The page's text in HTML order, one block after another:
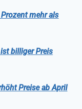
mehr als
billiger Preis
Preise ab April